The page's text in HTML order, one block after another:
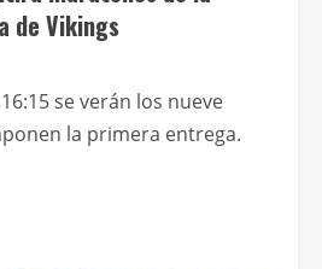
de Vikings
se verán los nueve
la primera entrega.